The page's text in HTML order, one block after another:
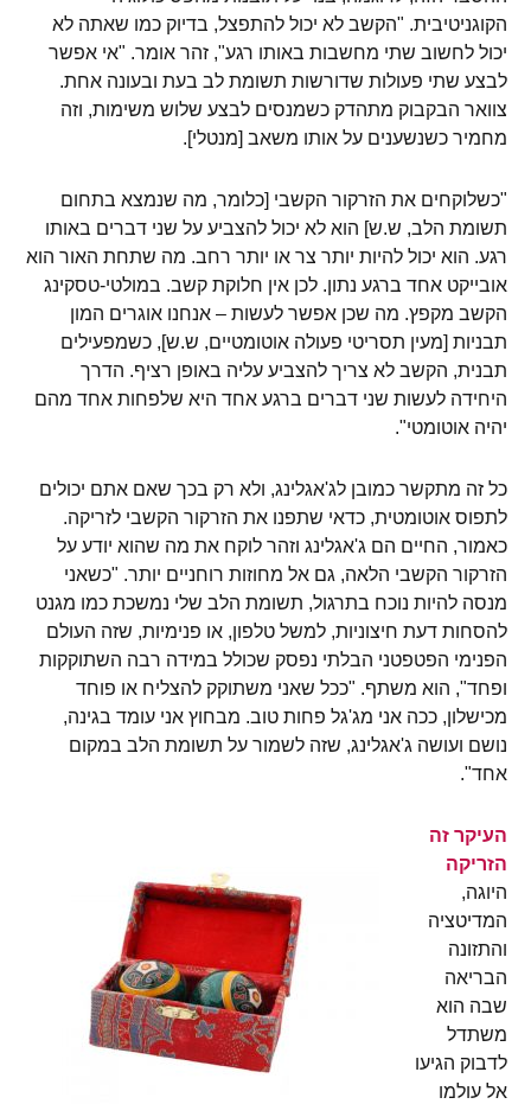
הקוגניטיבית. "הקשב לא יכול להתפצל, בדיוק כמו שאתה לא
יכול לחשוב שתי מחשבות באותו רגע", זהר אומר. "אי אפשר
לבצע שתי פעולות שדורשות תשומת לב בעת ובעונה אחת.
צוואר הבקבוק מתהדק כשמנסים לבצע שלוש משימות, וזה
מחמיר כשנשענים על אותו משאב [מנטלי].
"כשלוקחים את הזרקור הקשבי [כלומר, מה שנמצא בתחום
תשומת הלב, ש.ש] הוא לא יכול להצביע על שני דברים באותו
רגע. הוא יכול להיות יותר צר או יותר רחב. מה שתחת האור הוא
אובייקט אחד ברגע נתון. לכן אין חלוקת קשב. במולטי-טסקינג
הקשב מקפץ. מה שכן אפשר לעשות – אנחנו אוגרים המון
תבניות [מעין תסריטי פעולה אוטומטיים, ש.ש], כשמפעילים
תבנית, הקשב לא צריך להצביע עליה באופן רציף. הדרך
היחידה לעשות שני דברים ברגע אחד היא שלפחות אחד מהם
יהיה אוטומטי".
כל זה מתקשר כמובן לג'אגלינג, ולא רק בכך שאם אתם יכולים
לתפוס אוטומטית, כדאי שתפנו את הזרקור הקשבי לזריקה.
כאמור, החיים הם ג'אגלינג וזהר לוקח את מה שהוא יודע על
הזרקור הקשבי הלאה, גם אל מחוזות רוחניים יותר. "כשאני
מנסה להיות נוכח בתרגול, תשומת הלב שלי נמשכת כמו מגנט
להסחות דעת חיצוניות, למשל טלפון, או פנימיות, שזה העולם
הפנימי הפטפטני הבלתי נפסק שכולל במידה רבה השתוקקות
ופחד", הוא משתף. "ככל שאני משתוקק להצליח או פוחד
מכישלון, ככה אני מג'גל פחות טוב. מבחוץ אני עומד בגינה,
נושם ועושה ג'אגלינג, שזה לשמור על תשומת הלב במקום
אחד".
העיקר זה
הזריקה
היוגה,
המדיטציה
והתזונה
הבריאה
שבה הוא
משתדל
לדבוק הגיעו
אל עולמו